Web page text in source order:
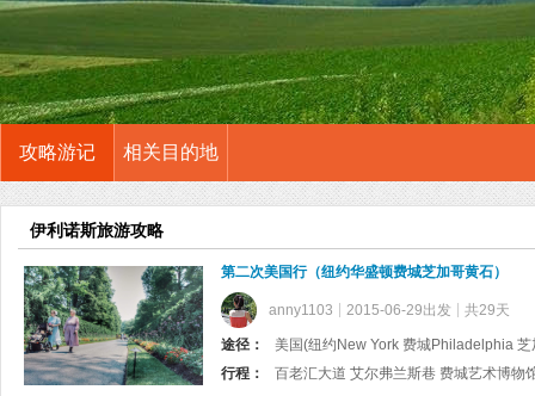
攻略游记 相关目的地
伊利诺斯旅游攻略
第二次美国行（纽约华盛顿费城芝加哥黄石）
anny1103 2015-06-29出发 共29天
途径：
美国(纽约New York 费城Philadelphia
行程：